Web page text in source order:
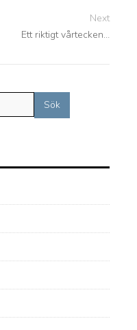
Next
Ett riktigt vårtecken…
Sök
efter:
Sök